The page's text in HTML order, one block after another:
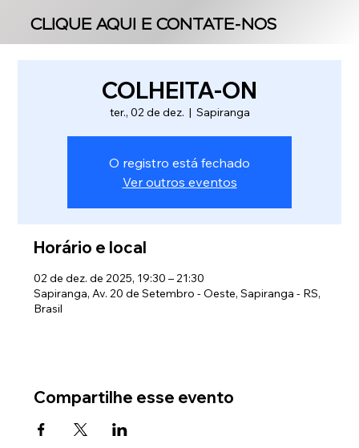
CLIQUE AQUI E CONTATE-NOS
CLIQUE AQUI E CONTATE-NOS
COLHEITA-ON
ter., 02 de dez.
  |
Sapiranga
O registro está fechado
Ver outros eventos
Horário e local
02 de dez. de 2025, 19:30 – 21:30
Sapiranga, Av. 20 de Setembro - Oeste, Sapiranga - RS,
Brasil
Compartilhe esse evento